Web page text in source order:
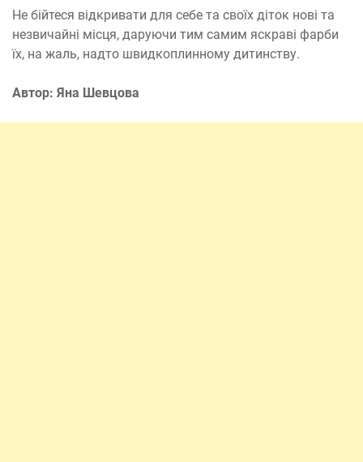
Не бійтеся відкривати для себе та своїх діток нові та
незвичайні місця, даруючи тим самим яскраві фарби
їх, на жаль, надто швидкоплинному дитинству.
Автор: Яна Шевцова